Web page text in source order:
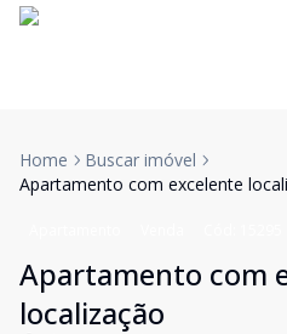
Home
Buscar imóvel
Apartamento com excelente
Apartamento com
localização